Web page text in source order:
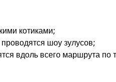
котиками;
шоу зулусов;
вдоль всего маршрута по